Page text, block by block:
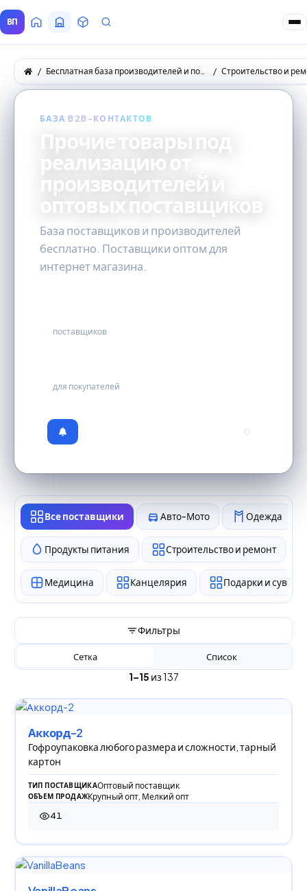
ВП ГлавнаяВсе Поставщики
ТоварыЗапросы покупателей
Бесплатная база производителей и поставщиков товаров оптом Строительство и
БАЗА B2B-КОНТАКТОВ
Прочие товары под
реализацию от
производителей и
оптовых поставщиков
База поставщиков и производителей
бесплатно. Поставщики оптом для
интернет магазина.
поставщиков
для покупателей
0
Все поставщики Авто-Мото Одежда
Продукты питания Строительство и ремонт
Медицина Канцелярия Подарки и
Фильтры
1–15 из 137
Сетка Список
Аккорд-2
Гофроупаковка любого размера и сложности, тарный
картон
ТИП ПОСТАВЩИКАОптовый поставщик
ОБЪЕМ ПРОДАЖКрупный опт, Мелкий опт
41
41 просмотр